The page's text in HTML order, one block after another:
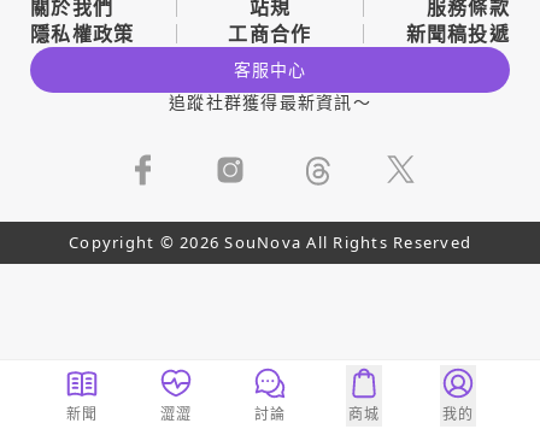
關於我們 站規
服務條款
隱私權政策
工商合作 新聞稿投遞
客服中心
追蹤社群獲得最新資訊～
Copyright © 2026 SouNova All Rights Reserved
新聞 澀澀 討論 商城 我的